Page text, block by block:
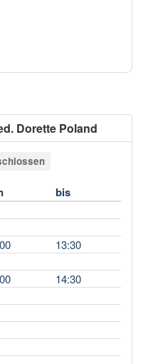
Dorette Poland
bis
13:30
14:30